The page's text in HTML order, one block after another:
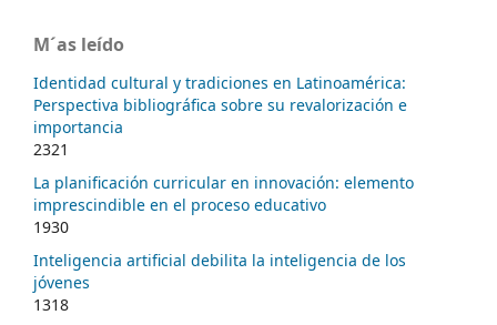
M´as leído
Identidad cultural y tradiciones en Latinoamérica:
Perspectiva bibliográfica sobre su revalorización e
importancia
2321
La planificación curricular en innovación: elemento
imprescindible en el proceso educativo
1930
Inteligencia artificial debilita la inteligencia de los
jóvenes
1318